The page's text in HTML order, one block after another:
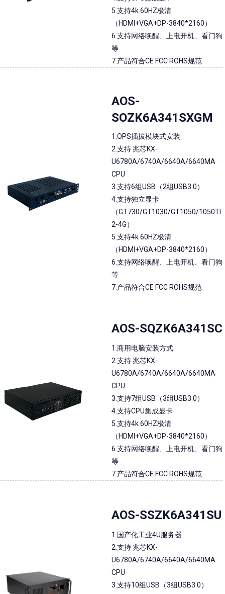
5.支持4k 60HZ极清
（HDMI+VGA+DP-3840*2160）
6.支持网络唤醒、上电开机、看门狗
等
7.产品符合CE FCC ROHS规范
AOS-
SOZK6A341SXGM
1.OPS插拔模块式安装
2.支持 兆芯KX-
U6780A/6740A/6640A/6640MA
CPU
3.支持6组USB（2组USB3.0）
4.支持独立显卡
（GT730/GT1030/GT1050/1050TI
2-4G）
5.支持4k 60HZ极清
（HDMI+VGA+DP-3840*2160）
6.支持网络唤醒、上电开机、看门狗
等
7.产品符合CE FCC ROHS规范
AOS-SQZK6A341SC
1.商用电脑安装方式
2.支持 兆芯KX-
U6780A/6740A/6640A/6640MA
CPU
3.支持7组USB（3组USB3.0）
4.支持CPU集成显卡
5.支持4k 60HZ极清
（HDMI+VGA+DP-3840*2160）
6.支持网络唤醒、上电开机、看门狗
等
7.产品符合CE FCC ROHS规范
AOS-SSZK6A341SU
1.国产化工业4U服务器
2.支持 兆芯KX-
U6780A/6740A/6640A/6640MA
CPU
3.支持10组USB（3组USB3.0）